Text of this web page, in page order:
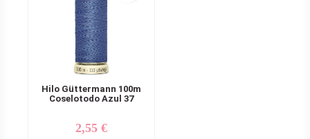
Hilo Güttermann 100m
Coselotodo Azul 37
Precio
2,55 €